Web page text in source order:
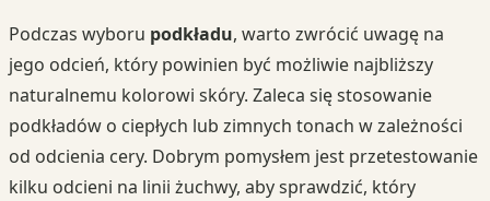
Podczas wyboru podkładu, warto zwrócić uwagę na
jego odcień, który powinien być możliwie najbliższy
naturalnemu kolorowi skóry. Zaleca się stosowanie
podkładów o ciepłych lub zimnych tonach w zależności
od odcienia cery. Dobrym pomysłem jest przetestowanie
kilku odcieni na linii żuchwy, aby sprawdzić, który